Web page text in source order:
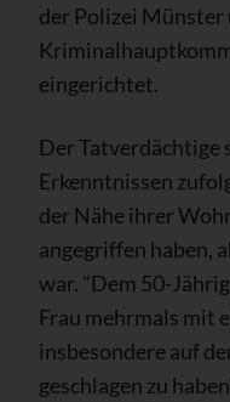
der Polizei Münster
eingerichtet.
Der Tatverdächtige
Erkenntnissen
der Nähe ihrer
angegriffen haben,
war. "Dem 50-
Frau mehrmals mit
insbesondere auf
geschlagen zu